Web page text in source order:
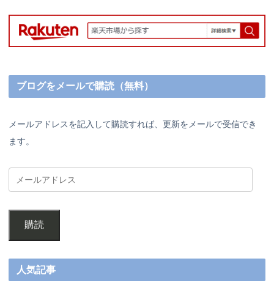
ブログをメールで購読（無料）
メールアドレスを記入して購読すれば、更新をメールで受信でき
ます。
購読
人気記事